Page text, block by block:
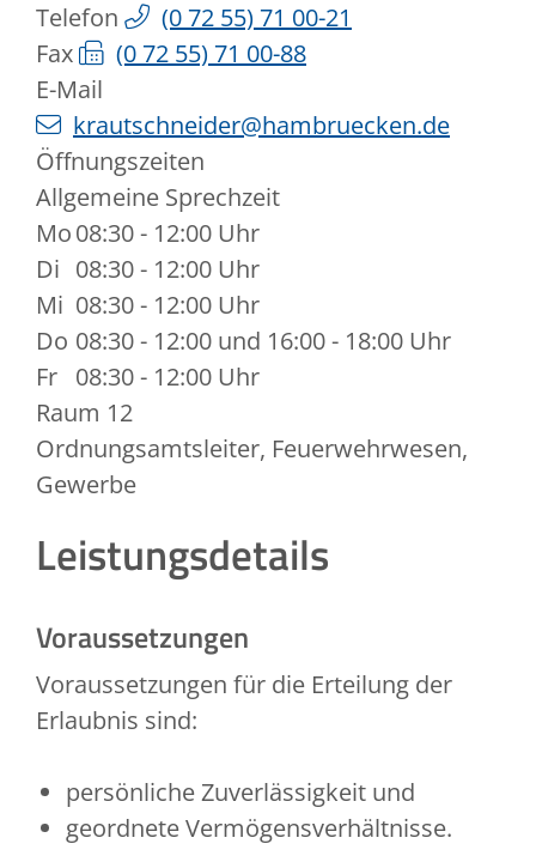
Telefon
(072 55) 71 00-21
Fax
(072 55) 71 00-88
E-Mail
krautschneider@hambruecken.de
Öffnungszeiten
Allgemeine Sprechzeit
Mo08:30 - 12:00 Uhr
Di 08:30 - 12:00 Uhr
Mi 08:30 - 12:00 Uhr
Do 08:30 - 12:00 und 16:00 - 18:00 Uhr
Fr 08:30 - 12:00 Uhr
Raum 12
Ordnungsamtsleiter, Feuerwehrwesen,
Gewerbe
Leistungsdetails
Voraussetzungen
Voraussetzungen für die Erteilung der
Erlaubnis sind:
persönliche Zuverlässigkeit und
geordnete Vermögensverhältnisse.